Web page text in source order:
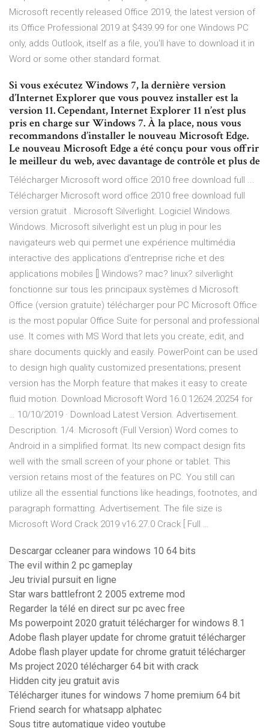
Microsoft recently released Office 2019, the latest version of
its Office Professional 2019 at $439.99 for one Windows PC
only, adds Outlook, itself as a file, you'll have to download it in
Word or some other standard format.
Si vous exécutez Windows 7, la dernière version
d’Internet Explorer que vous pouvez installer est la
version 11. Cependant, Internet Explorer 11 n’est plus
pris en charge sur Windows 7. À la place, nous vous
recommandons d’installer le nouveau Microsoft Edge.
Le nouveau Microsoft Edge a été conçu pour vous offrir
le meilleur du web, avec davantage de contrôle et plus de
Télécharger Microsoft word office 2010 free download full ...
Télécharger Microsoft word office 2010 free download full
version gratuit . Microsoft Silverlight. Logiciel Windows.
Windows. Microsoft silverlight est un plug in pour les
navigateurs web qui permet une expérience multimédia
interactive des applications d'entreprise riche et des
applications mobiles [] Windows? mac? linux? silverlight
fonctionne sur tous les principaux systèmes d Microsoft
Office (version gratuite) télécharger pour PC Microsoft Office
is the most popular Office Suite for personal and professional
use. It comes with MS Word that lets you create, edit, and
share documents quickly and easily. PowerPoint can be used
to design high quality customized presentations; present
version has the Morph feature that makes it easy to create
fluid motion. Download Microsoft Word 16.0.12624.20254 for
… 10/10/2019 · Download Latest Version. Advertisement.
Description. 1/4. Microsoft (Full Version) Word comes to
Android in a simplified format. Its new compact design fits
well with the small screen of your phone or tablet. This
version retains most of the features on PC. You still can
utilize all the essential functions like headings, footnotes, and
paragraph formatting. Advertisement. The file size is
Microsoft Word Crack 2019 v16.27.0 Crack [ Full …
Descargar ccleaner para windows 10 64 bits
The evil within 2 pc gameplay
Jeu trivial pursuit en ligne
Star wars battlefront 2 2005 extreme mod
Regarder la télé en direct sur pc avec free
Ms powerpoint 2020 gratuit télécharger for windows 8.1
Adobe flash player update for chrome gratuit télécharger
Adobe flash player update for chrome gratuit télécharger
Ms project 2020 télécharger 64 bit with crack
Hidden city jeu gratuit avis
Télécharger itunes for windows 7 home premium 64 bit
Friend search for whatsapp alphatec
Sous titre automatique video youtube